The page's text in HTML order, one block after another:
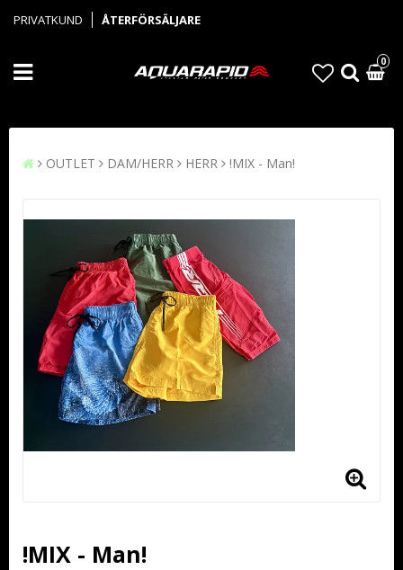
PRIVATKUND ÅTERFÖRSÄLJARE
0
OUTLET DAM/HERR HERR !MIX - Man!
!MIX - Man!